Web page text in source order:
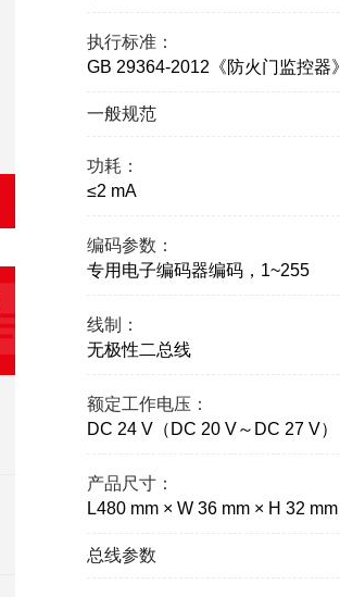
执行标准：
GB 29364-2012《防火门监控器》
一般规范
功耗：
≤2 mA
编码参数：
专用电子编码器编码，1~255
线制：
无极性二总线
额定工作电压：
DC 24 V（DC 20 V～DC 27 V）
产品尺寸：
L480 mm × W 36 mm × H 32 mm
总线参数